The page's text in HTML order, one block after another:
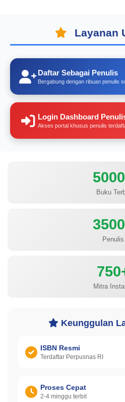
Layanan
Daftar Sebagai Penulis
Bergabung dengan ribuan penulis
Login Dashboard
Akses portal khusus penulis
Buku
Penulis
Mitra
Keunggulan
ISBN Resmi
Terdaftar Perpusnas RI
Proses Cepat
2-4 minggu terbit